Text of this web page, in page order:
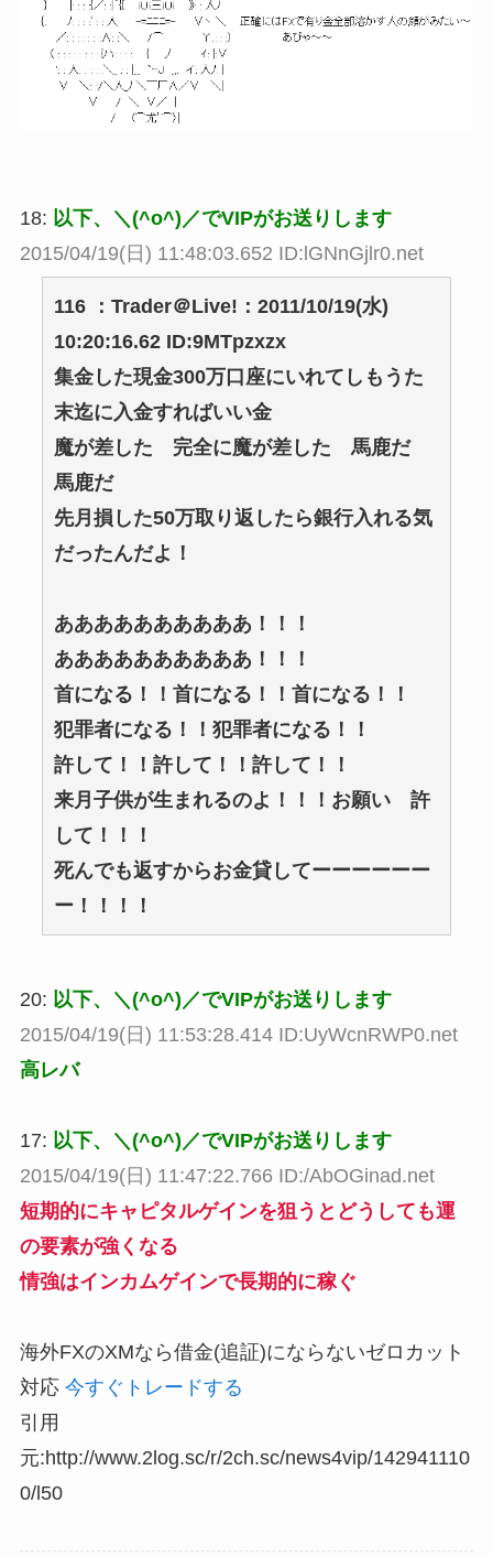
18: 以下、＼(^o^)／でVIPがお送りします
2015/04/19(日) 11:48:03.652 ID:lGNnGjlr0.net
116 ：Trader＠Live!：2011/10/19(水)
10:20:16.62 ID:9MTpzxzx
集金した現金300万口座にいれてしもうた
末迄に入金すればいい金
魔が差した 完全に魔が差した 馬鹿だ
馬鹿だ
先月損した50万取り返したら銀行入れる気
だったんだよ！
ああああああああああ！！！
ああああああああああ！！！
首になる！！首になる！！首になる！！
犯罪者になる！！犯罪者になる！！
許して！！許して！！許して！！
来月子供が生まれるのよ！！！お願い 許
して！！！
死んでも返すからお金貸してーーーーーー
ー！！！！
20: 以下、＼(^o^)／でVIPがお送りします
2015/04/19(日) 11:53:28.414 ID:UyWcnRWP0.net
高レバ
17: 以下、＼(^o^)／でVIPがお送りします
2015/04/19(日) 11:47:22.766 ID:/AbOGinad.net
短期的にキャピタルゲインを狙うとどうしても運
の要素が強くなる
情強はインカムゲインで長期的に稼ぐ
海外FXのXMなら借金(追証)にならないゼロカット
対応 今すぐトレードする
引用
元:http://www.2log.sc/r/2ch.sc/news4vip/142941110
0/l50